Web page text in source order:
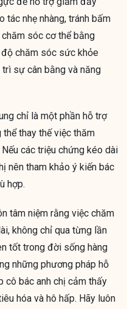
tác nhẹ nhàng, tránh bấm
sóc cơ thể bằng
chăm sóc sức khỏe
sự cân bằng và năng
chỉ là một phần hỗ trợ
thay thế việc thăm
các triệu chứng kéo dài
nên tham khảo ý kiến bác
hợp.
tâm niệm rằng việc chăm
không chỉ qua từng lần
tốt trong đời sống hàng
những phương pháp hỗ
cô bác anh chị cảm thấy
hóa và hô hấp. Hãy luôn